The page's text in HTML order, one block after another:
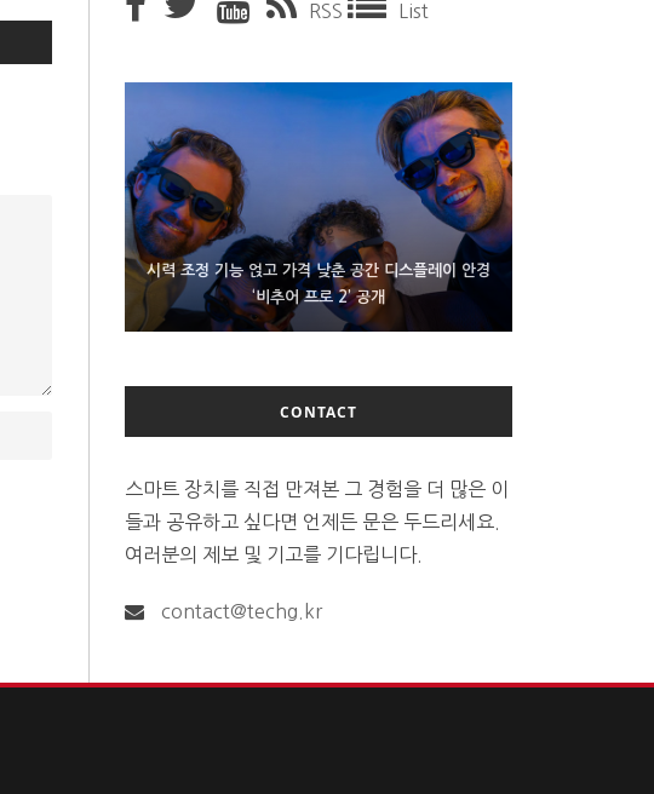
RSS List
시력 조정 기능 얹고 가격 낮춘 공간 디스플레이 안경
‘비추어 프로 2’ 공개
D램 부족에 10억달러어치 아이폰18 프로세서 패키징
대기 중
300~400달러 반지형 스피커 준비하는 오픈AI
CONTACT
스마트 장치를 직접 만져본 그 경험을 더 많은 이
들과 공유하고 싶다면 언제든 문은 두드리세요.
여러분의 제보 및 기고를 기다립니다.
contact@techg.kr